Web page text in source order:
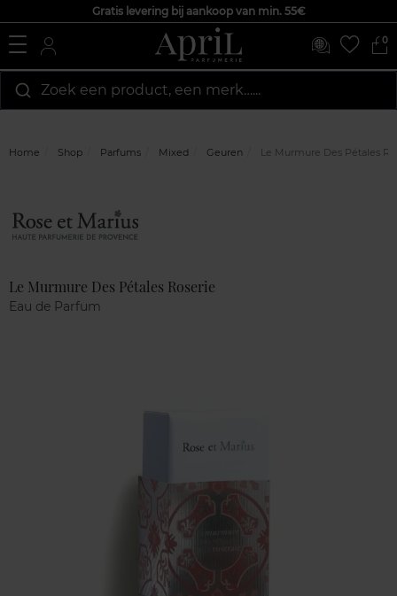
Gratis levering bij aankoop van min. 55€
0
Zoek een product, een merk…...
Home Shop Parfums Mixed Geuren Le Murmure Des Pétales
Le Murmure Des Pétales Roserie
Eau de Parfum